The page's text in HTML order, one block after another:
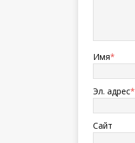
Имя*
Эл. адрес*
Сайт